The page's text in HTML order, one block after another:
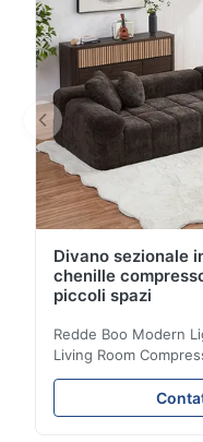
Divano sezionale
chenille
piccoli spazi
Redde Boo Modern
Living Room
Lounge Product
soft sectional sofa
spaces, featuring a